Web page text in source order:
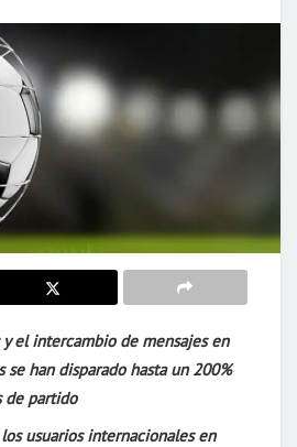
el intercambio de mensajes en
se han disparado hasta un 200%
de partido
usuarios internacionales en